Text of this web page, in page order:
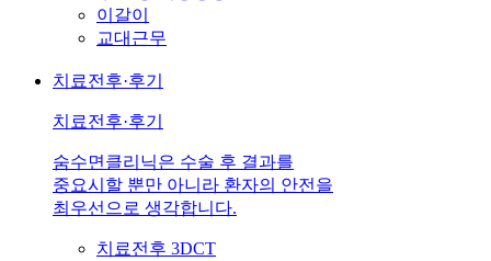
이갈이
교대근무
치료전후·후기
치료전후·후기
숨수면클리닉은 수술 후 결과를
중요시할 뿐만 아니라 환자의 안전을
최우선으로 생각합니다.
치료전후 3DCT